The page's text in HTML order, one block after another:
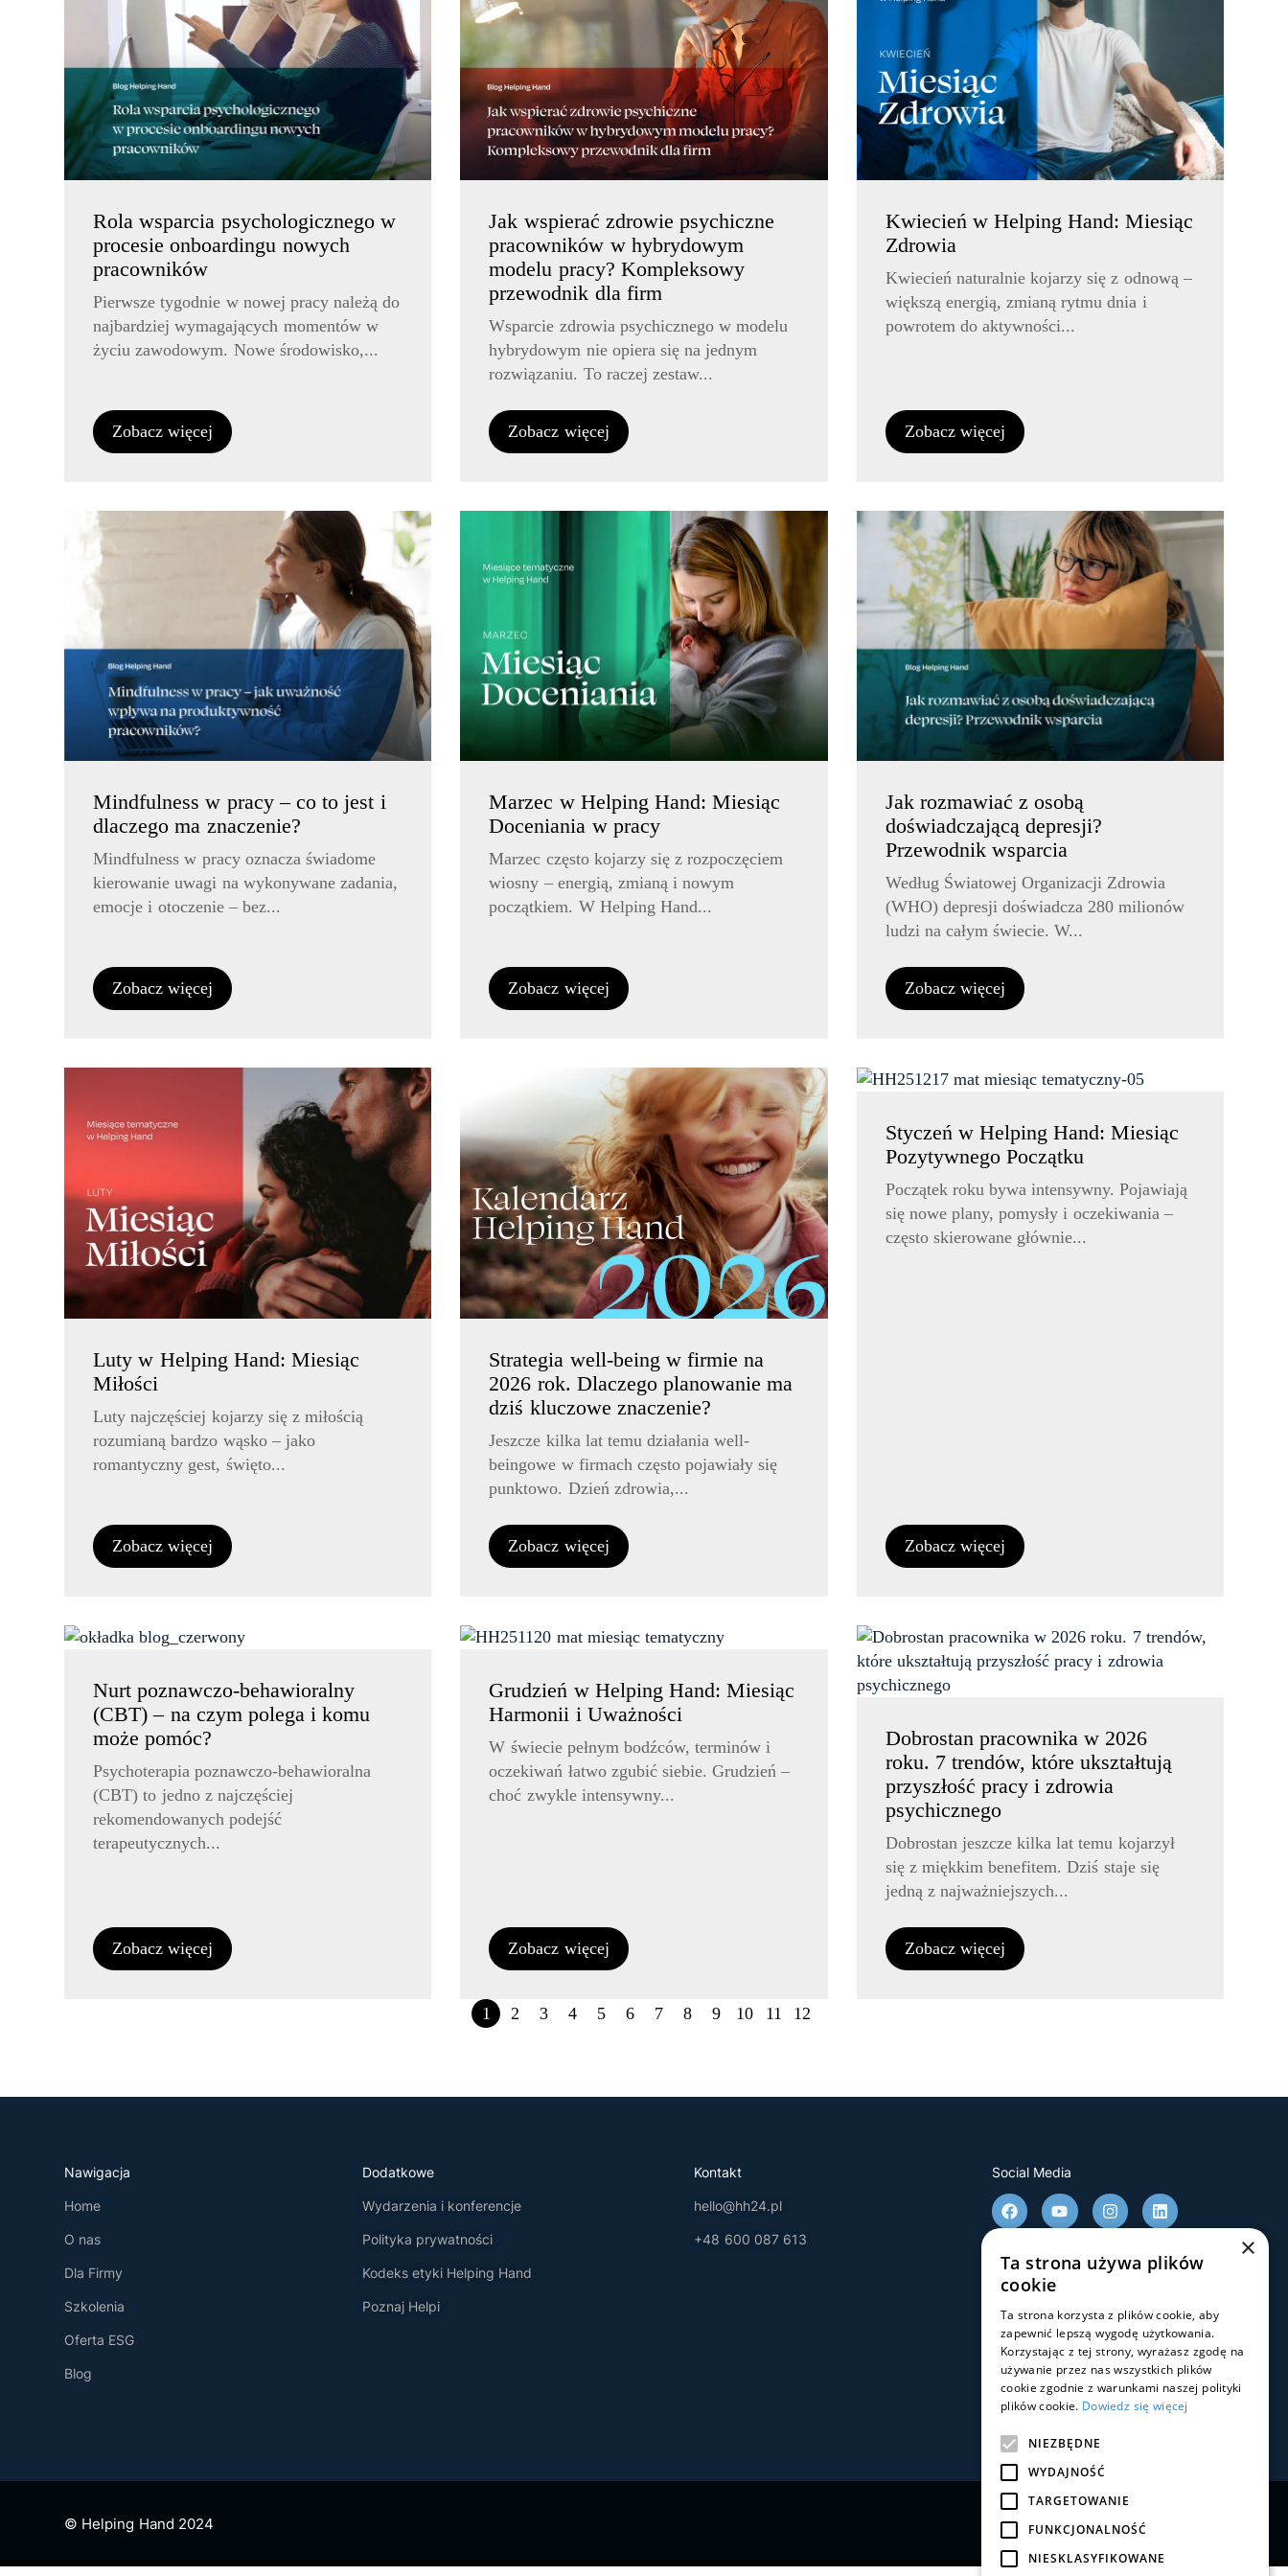
Rola wsparcia psychologicznego w
procesie onboardingu nowych
pracowników
Pierwsze tygodnie w nowej pracy należą do
najbardziej wymagających momentów w
życiu zawodowym. Nowe środowisko,...
Zobacz więcej
Jak wspierać zdrowie psychiczne
pracowników w hybrydowym
modelu pracy? Kompleksowy
przewodnik dla firm
Wsparcie zdrowia psychicznego w modelu
hybrydowym nie opiera się na jednym
rozwiązaniu. To raczej zestaw...
Zobacz więcej
Kwiecień w Helping Hand: Miesiąc
Zdrowia
Kwiecień naturalnie kojarzy się z odnową –
większą energią, zmianą rytmu dnia i
powrotem do aktywności...
Zobacz więcej
Mindfulness w pracy – co to jest i
dlaczego ma znaczenie?
Mindfulness w pracy oznacza świadome
kierowanie uwagi na wykonywane zadania,
emocje i otoczenie – bez...
Zobacz więcej
Marzec w Helping Hand: Miesiąc
Doceniania w pracy
Marzec często kojarzy się z rozpoczęciem
wiosny – energią, zmianą i nowym
początkiem. W Helping Hand...
Zobacz więcej
Jak rozmawiać z osobą
doświadczającą depresji?
Przewodnik wsparcia
Według Światowej Organizacji Zdrowia
(WHO) depresji doświadcza 280 milionów
ludzi na całym świecie. W...
Zobacz więcej
Luty w Helping Hand: Miesiąc
Miłości
Luty najczęściej kojarzy się z miłością
rozumianą bardzo wąsko – jako
romantyczny gest, święto...
Zobacz więcej
Strategia well-being w firmie na
2026 rok. Dlaczego planowanie ma
dziś kluczowe znaczenie?
Jeszcze kilka lat temu działania well-
beingowe w firmach często pojawiały się
punktowo. Dzień zdrowia,...
Zobacz więcej
Styczeń w Helping Hand: Miesiąc
Pozytywnego Początku
Początek roku bywa intensywny. Pojawiają
się nowe plany, pomysły i oczekiwania –
często skierowane głównie...
Zobacz więcej
Nurt poznawczo-behawioralny
(CBT) – na czym polega i komu
może pomóc?
Psychoterapia poznawczo-behawioralna
(CBT) to jedno z najczęściej
rekomendowanych podejść
terapeutycznych...
Zobacz więcej
Grudzień w Helping Hand: Miesiąc
Harmonii i Uważności
W świecie pełnym bodźców, terminów i
oczekiwań łatwo zgubić siebie. Grudzień –
choć zwykle intensywny...
Zobacz więcej
Dobrostan pracownika w 2026
roku. 7 trendów, które ukształtują
przyszłość pracy i zdrowia
psychicznego
Dobrostan jeszcze kilka lat temu kojarzył
się z miękkim benefitem. Dziś staje się
jedną z najważniejszych...
Zobacz więcej
1 2 3 4 5 6 7 8 9 10 11 12
Nawigacja
Home
O nas
Dla Firmy
Szkolenia
Oferta ESG
Blog
Dodatkowe
Wydarzenia i konferencje
Polityka prywatności
Kodeks etyki Helping Hand
Poznaj Helpi
Kontakt
hello@hh24.pl
+48 600 087 613
Social Media
© Helping Hand 2024
×
Ta strona używa plików
cookie
Ta strona korzysta z plików cookie, aby
zapewnić lepszą wygodę użytkowania.
Korzystając z tej strony, wyrażasz zgodę na
używanie przez nas wszystkich plików
cookie zgodnie z warunkami naszej polityki
plików cookie. Dowiedz się więcej
NIEZBĘDNE
WYDAJNOŚĆ
TARGETOWANIE
FUNKCJONALNOŚĆ
NIESKLASYFIKOWANE